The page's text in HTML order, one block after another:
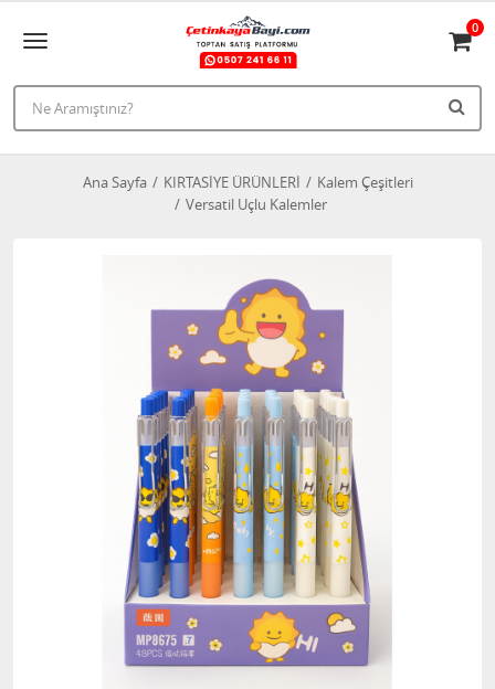
0
Ana Sayfa KIRTASİYE ÜRÜNLERİ
Kalem Çeşitleri
Versatil Uçlu Kalemler